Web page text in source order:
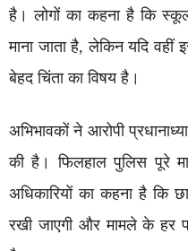
है। लोगों का कहना है कि
माना जाता है, लेकिन यदि
बेहद चिंता का विषय है।
अभिभावकों ने आरोपी
की है। फिलहाल पुलिस पूरे
अधिकारियों का कहना है कि
रखी जाएगी और मामले के हर